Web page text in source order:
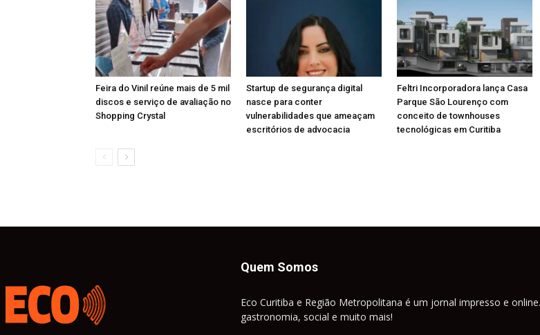
Feira do Vinil reúne mais de 5 mil
discos e serviço de avaliação no
Shopping Crystal
Startup de segurança digital
nasce para conter
vulnerabilidades que ameaçam
escritórios de advocacia
Feltri Incorporadora lança Casa
Parque São Lourenço com
conceito de townhouses
tecnológicas em Curitiba
Quem Somos
Eco Curitiba e Região Metropolitana é um jornal impresso e
gastronomia, social e muito mais!